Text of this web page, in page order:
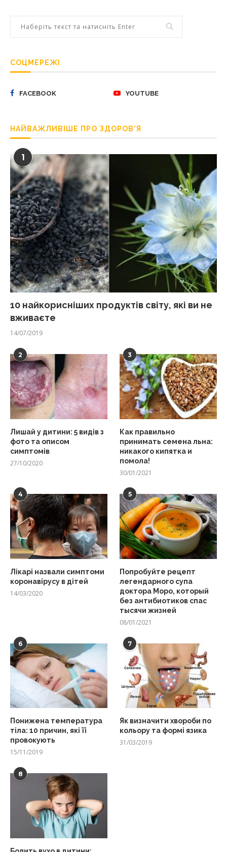
СОЦМЕРЕЖІ
FACEBOOK YOUTUBE
НАЙВАЖЛИВІШЕ ПРО ЗДОРОВ’Я
1
10 найкорисніших продуктів світу, які ви не
вживаєте
14/07/2019
2
Лишай у дитини: 5 видів з
фото та описом
симптомів
27/10/2020
3
Как правильно
принимать семена льна:
никакого кипятка и
помола!
30/01/2021
4
Лікарі назвали симптоми
коронавірусу в дітей
14/03/2020
5
Попробуйте рецепт
легендарного супа
доктора Моро, который
без антибиотиков спас
тысячи жизней
08/01/2021
6
Понижена температура
тіла: 10 причин, які її
провокують
15/11/2019
7
Як визначити хвороби по
кольору та формі язика
31/03/2019
8